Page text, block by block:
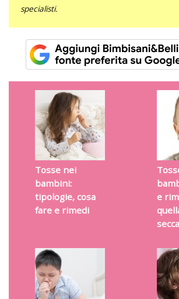
specialisti.
Tosse nei
bambini:
tipologie, cosa
fare e rimedi
e
secca